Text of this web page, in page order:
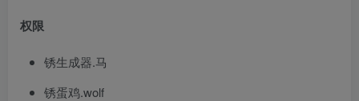
权限
锈生成器.马
锈蛋鸡.wolf